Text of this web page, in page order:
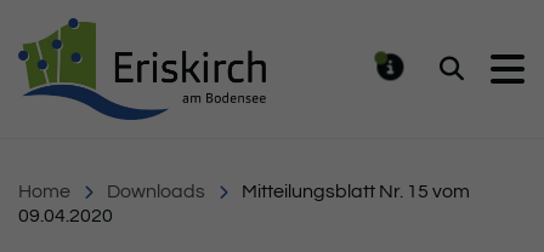
Suchen
Home Downloads
Mitteilungsblatt Nr. 15 vom
09.04.2020